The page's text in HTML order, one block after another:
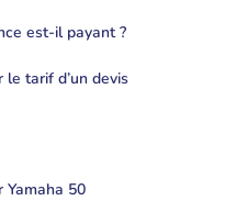
est-il payant ?
tarif d’un devis
Yamaha 50